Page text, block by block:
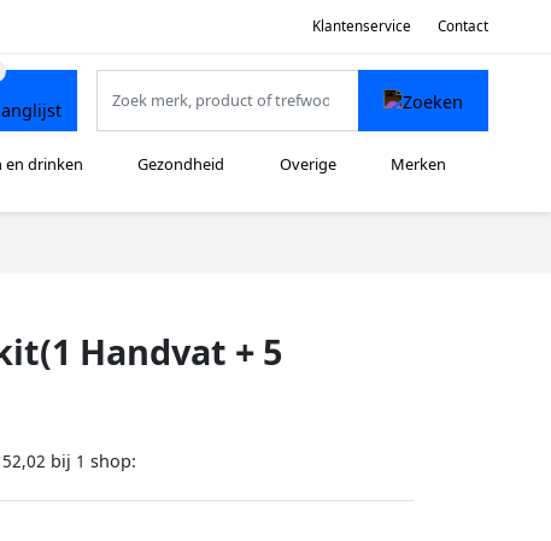
Klantenservice Contact
en drinken Gezondheid Overige Merken
Handvat + 5
52,02 bij 1 shop: